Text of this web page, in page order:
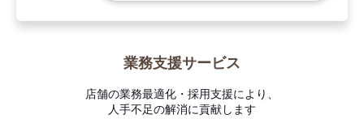
業務支援サービス
店舗の業務最適化・採用支援により、
人手不足の解消に貢献します